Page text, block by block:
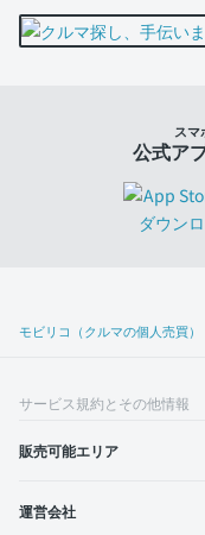
モビリコ（クルマの個人売買）
スマ
公式ア
サービス規約とその他情報
販売可能エリア
運営会社